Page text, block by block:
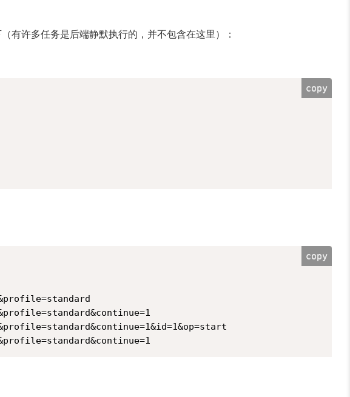
（有许多任务是后端静默执行的，并不包含在这里）：
copy
copy